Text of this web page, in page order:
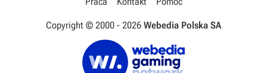
Copyright © 2000 - 2026 Webedia Polska SA